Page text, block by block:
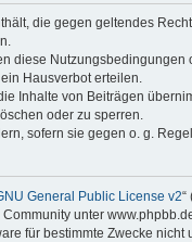
die gegen geltendes
diese
Hausverbot erteilen.
Inhalte von Beiträgen
oder zu sperren.
sofern sie gegen o. g.
General Public License v2“
unter
für bestimmte Zwecke